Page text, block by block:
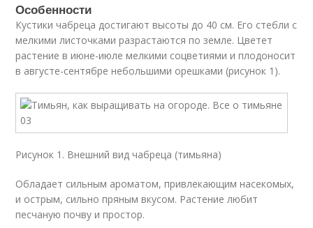
Особенности
Кустики чабреца достигают высоты до 40 см. Его стебли с
мелкими листочками разрастаются по земле. Цветет
растение в июне-июле мелкими соцветиями и плодоносит
в августе-сентябре небольшими орешками (рисунок 1).
Рисунок 1. Внешний вид чабреца (тимьяна)
Обладает сильным ароматом, привлекающим насекомых,
и острым, сильно пряным вкусом. Растение любит
песчаную почву и простор.